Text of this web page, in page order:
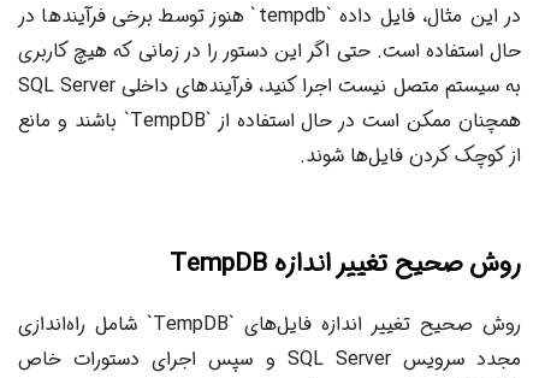
در این مثال، فایل داده `tempdb` هنوز توسط برخی فرآیندها در
حال استفاده است. حتی اگر این دستور را در زمانی که هیچ کاربری
به سیستم متصل نیست اجرا کنید، فرآیندهای داخلی SQL Server
همچنان ممکن است در حال استفاده از `TempDB` باشند و مانع
از کوچک کردن فایل‌ها شوند.
روش صحیح تغییر اندازه TempDB
روش صحیح تغییر اندازه فایل‌های `TempDB` شامل راه‌اندازی
مجدد سرویس SQL Server و سپس اجرای دستورات خاص